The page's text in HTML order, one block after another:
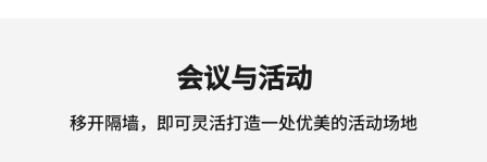
会议与活动
移开隔墙，即可灵活打造一处优美的活动场地